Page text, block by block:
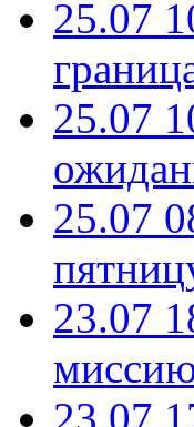
25.07
25.07
25.07
23.07
23.07